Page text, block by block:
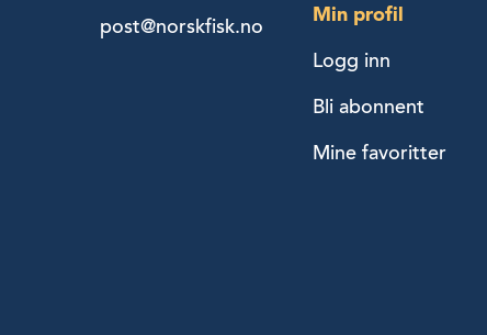
post@norskfisk.no
Min profil
Logg inn
Bli abonnent
Mine favoritter